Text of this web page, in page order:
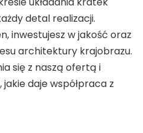
detal realizacji.
inwestujesz w jakość oraz
architektury krajobrazu.
się z naszą ofertą i
daje współpraca z